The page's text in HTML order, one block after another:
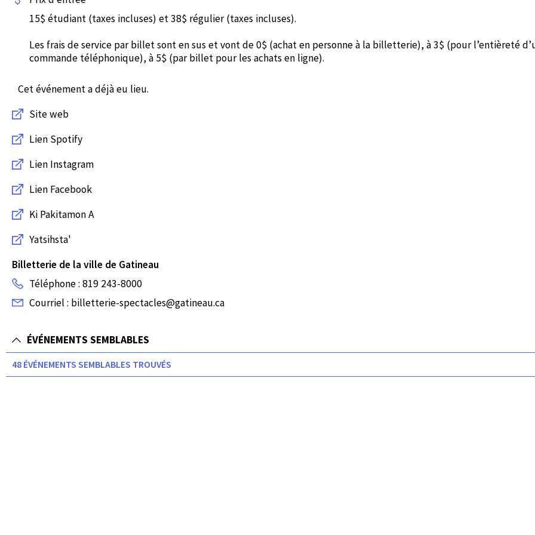
15$ étudiant (taxes incluses) et 38$ régulier (taxes incluses).
Les frais de service par billet sont en sus et vont de 0$ (achat en personne à la billetterie), à 3$ (pour l’entièreté
commande téléphonique), à 5$ (par billet pour les achats en ligne).
Cet événement a déjà eu lieu.
Site web
Lien Spotify
Lien Instagram
Lien Facebook
Ki Pakitamon A
Yatsihsta'
Billetterie de la ville de Gatineau
Téléphone : 819 243-8000
Courriel : billetterie-spectacles@gatineau.ca
ÉVÉNEMENTS SEMBLABLES
48 ÉVÉNEMENTS SEMBLABLES TROUVÉS